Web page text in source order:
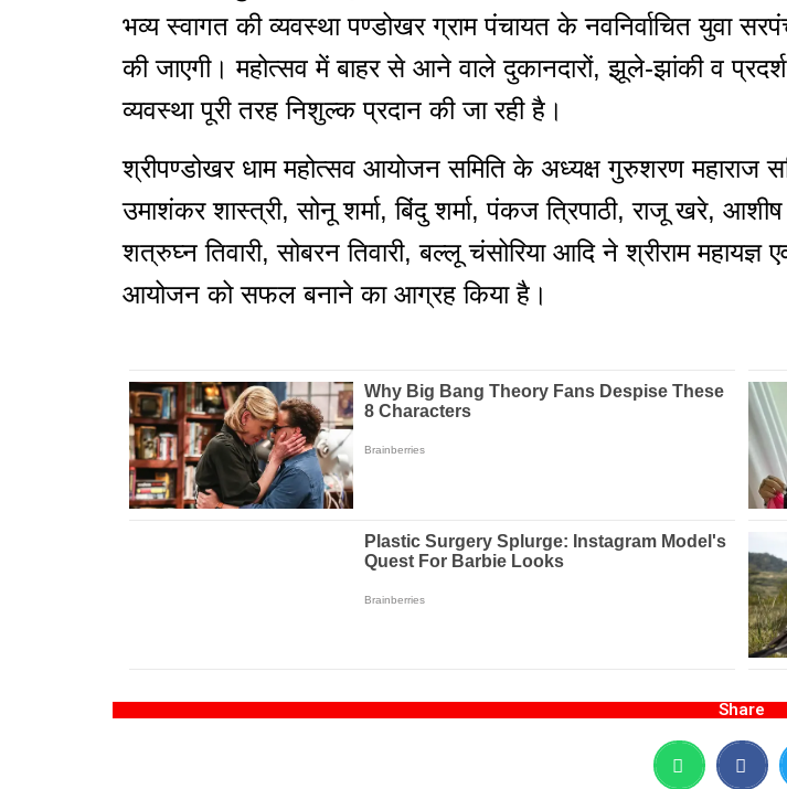
भव्य स्वागत की व्यवस्था पण्डोखर ग्राम पंचायत के नवनिर्वाचित युवा
की जाएगी। महोत्सव में बाहर से आने वाले दुकानदारों, झूले-झांकी व
व्यवस्था पूरी तरह निशुल्क प्रदान की जा रही है।
श्रीपण्डोखर धाम महोत्सव आयोजन समिति के अध्यक्ष गुरुशरण महाराज
उमाशंकर शास्त्री, सोनू शर्मा, बिंदु शर्मा, पंकज त्रिपाठी, राजू खरे, आशीष
शत्रुघ्न तिवारी, सोबरन तिवारी, बल्लू चंसोरिया आदि ने श्रीराम
आयोजन को सफल बनाने का आग्रह किया है।
Share